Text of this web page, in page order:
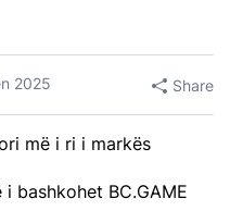
2025 Share
më i ri i markës
bashkohet BC.GAME